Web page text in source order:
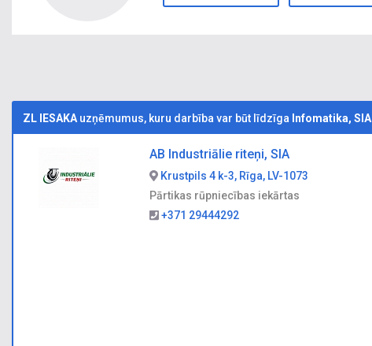
ZL IESAKA uzņēmumus, kuru darbība var būt līdzīga Infomatika, SIA
AB Industriālie riteņi, SIA
Krustpils 4 k-3, Rīga, LV-1073
Pārtikas rūpniecības iekārtas
+371 29444292